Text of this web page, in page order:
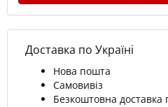
Доставка по Україні
Нова пошта
Самовивіз
Безкоштовна